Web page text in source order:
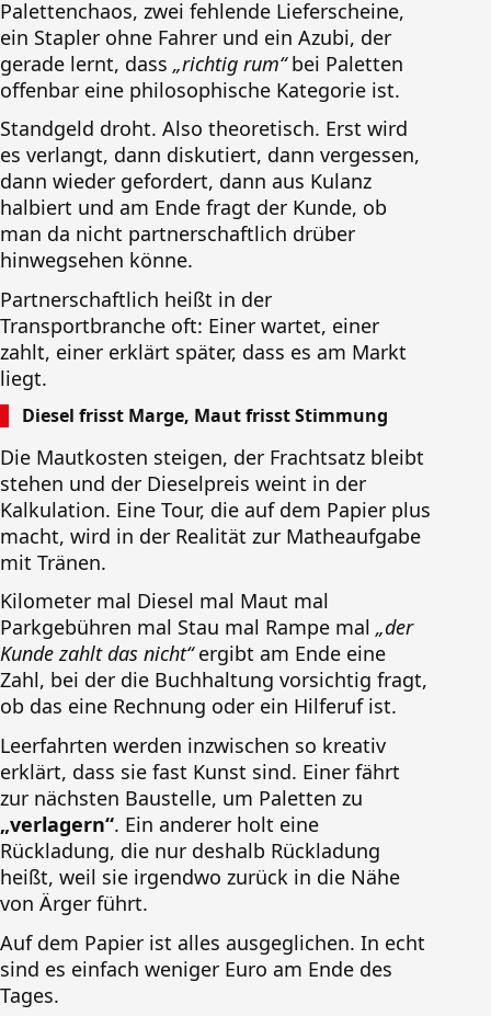
Palettenchaos, zwei fehlende Lieferscheine,
ein Stapler ohne Fahrer und ein Azubi, der
gerade lernt, dass „richtig rum“bei Paletten
offenbar eine philosophische Kategorie ist.
Standgeld droht. Also theoretisch. Erst wird
es verlangt, dann diskutiert, dann vergessen,
dann wieder gefordert, dann aus Kulanz
halbiert und am Ende fragt der Kunde, ob
man da nicht partnerschaftlich drüber
hinwegsehen könne.
Partnerschaftlich heißt in der
Transportbranche oft: Einer wartet, einer
zahlt, einer erklärt später, dass es am Markt
liegt.
Diesel frisst Marge, Maut frisst Stimmung
Die Mautkosten steigen, der Frachtsatz bleibt
stehen und der Dieselpreis weint in der
Kalkulation. Eine Tour, die auf dem Papier plus
macht, wird in der Realität zur Matheaufgabe
mit Tränen.
Kilometer mal Diesel mal Maut mal
Parkgebühren mal Stau mal Rampe mal „der
Kunde zahlt das nicht“ergibt am Ende eine
Zahl, bei der die Buchhaltung vorsichtig fragt,
ob das eine Rechnung oder ein Hilferuf ist.
Leerfahrten werden inzwischen so kreativ
erklärt, dass sie fast Kunst sind. Einer fährt
zur nächsten Baustelle, um Paletten zu
„verlagern“. Ein anderer holt eine
Rückladung, die nur deshalb Rückladung
heißt, weil sie irgendwo zurück in die Nähe
von Ärger führt.
Auf dem Papier ist alles ausgeglichen. In echt
sind es einfach weniger Euro am Ende des
Tages.